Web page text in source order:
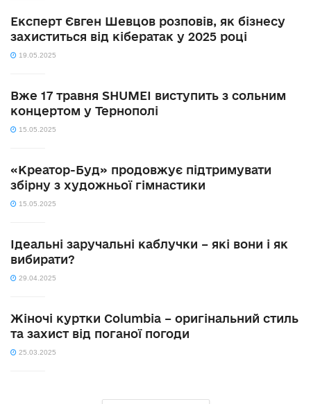
Експерт Євген Шевцов розповів, як бізнесу
захиститься від кібератак у 2025 році
19.05.2025
Вже 17 травня SHUMEI виступить з сольним
концертом у Тернополі
15.05.2025
«Креатор-Буд» продовжує підтримувати
збірну з художньої гімнастики
15.05.2025
Ідеальні заручальні каблучки – які вони і як
вибирати?
29.04.2025
Жіночі куртки Columbia – оригінальний стиль
та захист від поганої погоди
25.03.2025